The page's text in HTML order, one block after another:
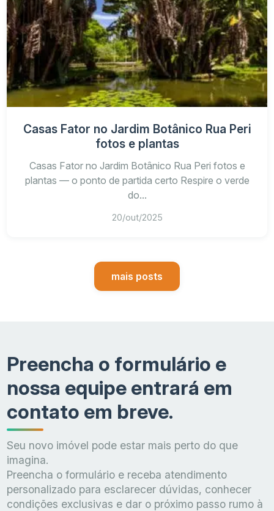
Casas Fator no Jardim Botânico Rua Peri
fotos e plantas
Casas Fator no Jardim Botânico Rua Peri fotos e
plantas — o ponto de partida certo Respire o verde
do...
20/out/2025
mais posts
Preencha o formulário e
nossa equipe entrará em
contato em breve.
Seu novo imóvel pode estar mais perto do que
imagina.
Preencha o formulário e receba atendimento
personalizado para esclarecer dúvidas, conhecer
condições exclusivas e dar o próximo passo rumo à